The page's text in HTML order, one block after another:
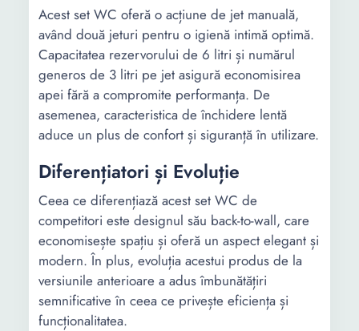
Acest set WC oferă o acțiune de jet manuală,
având două jeturi pentru o igienă intimă optimă.
Capacitatea rezervorului de 6 litri și numărul
generos de 3 litri pe jet asigură economisirea
apei fără a compromite performanța. De
asemenea, caracteristica de închidere lentă
aduce un plus de confort și siguranță în utilizare.
Diferențiatori și Evoluție
Ceea ce diferențiază acest set WC de
competitori este designul său back-to-wall, care
economisește spațiu și oferă un aspect elegant și
modern. În plus, evoluția acestui produs de la
versiunile anterioare a adus îmbunătățiri
semnificative în ceea ce privește eficiența și
funcționalitatea.